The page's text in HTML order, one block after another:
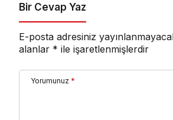
Bir Cevap Yaz
E-posta adresiniz
alanlar * ile işaretlenmişlerdir
Yorumunuz *